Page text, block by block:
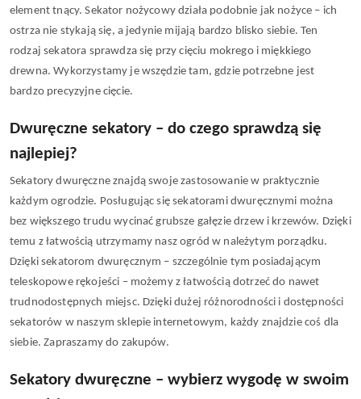
element tnący. Sekator nożycowy działa podobnie jak nożyce – ich
ostrza nie stykają się, a jedynie mijają bardzo blisko siebie. Ten
rodzaj sekatora sprawdza się przy cięciu mokrego i miękkiego
drewna. Wykorzystamy je wszędzie tam, gdzie potrzebne jest
bardzo precyzyjne cięcie.
Dwuręczne sekatory – do czego sprawdzą się
najlepiej?
Sekatory dwuręczne znajdą swoje zastosowanie w praktycznie
każdym ogrodzie. Posługując się sekatorami dwuręcznymi można
bez większego trudu wycinać grubsze gałęzie drzew i krzewów. Dzięki
temu z łatwością utrzymamy nasz ogród w należytym porządku.
Dzięki sekatorom dwuręcznym – szczególnie tym posiadającym
teleskopowe rękojeści – możemy z łatwością dotrzeć do nawet
trudnodostępnych miejsc. Dzięki dużej różnorodności i dostępności
sekatorów w naszym sklepie internetowym, każdy znajdzie coś dla
siebie. Zapraszamy do zakupów.
Sekatory dwuręczne – wybierz wygodę w swoim